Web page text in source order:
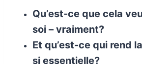
Qu’est-ce que cela
soi – vraiment?
Et qu’est-ce qui rend
si essentielle?